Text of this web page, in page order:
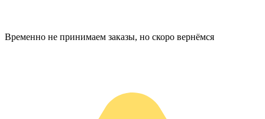
Временно не принимаем заказы, но скоро вернёмся